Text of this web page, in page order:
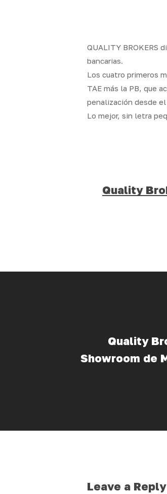
QUALITY BROKERS
bancarias.
Los cuatro primeros
TAE más la PB, que
penalización desde
Lo mejor, sin letra
Quality
Quality
Showroom de
Leave a Reply